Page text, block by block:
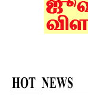
HOT NEWS